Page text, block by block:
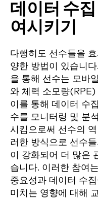
데이터 수
여시키기
다행히도 선수들을
양한 방법이 있습니
을 통해 선수는 모바
와 체력 소모량
이를 통해 데이터 수
수를 모니터링 및 분
시킴으로써 선수의
러한 방식으로 선수
이 강화되어 더 많은
습니다. 이러한 참여
중요성과 데이터 수
미치는 영향에 대해